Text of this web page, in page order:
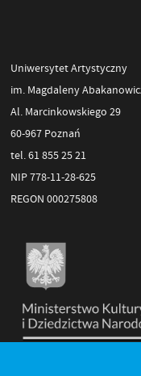
Uniwersytet Artystyczny
im. Magdaleny
Al. Marcinkowskiego 29
60-967 Poznań
tel. 61 855 25 21
NIP 778-11-28-625
REGON 000275808